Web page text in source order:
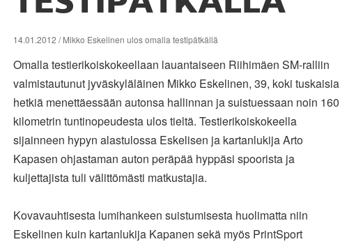
14.01.2012 / Mikko Eskelinen ulos omalla testipätkällä
Omalla testierikoiskokeellaan lauantaiseen Riihimäen SM-ralliin
valmistautunut jyväskyläläinen Mikko Eskelinen, 39, koki tuskaisia
hetkiä menettäessään autonsa hallinnan ja suistuessaan noin 160
kilometrin tuntinopeudesta ulos tieltä. Testierikoiskokeella
sijainneen hypyn alastulossa Eskelisen ja kartanlukija Arto
Kapasen ohjastaman auton peräpää hyppäsi spoorista ja
kuljettajista tuli välittömästi matkustajia.
Kovavauhtisesta lumihankeen suistumisesta huolimatta niin
Eskelinen kuin kartanlukija Kapanen sekä myös PrintSport